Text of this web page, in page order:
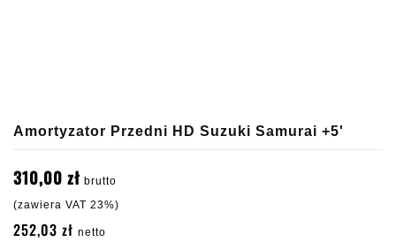
Amortyzator Przedni HD Suzuki Samurai +5'
310,00 zł brutto
(zawiera VAT 23%)
252,03 zł netto